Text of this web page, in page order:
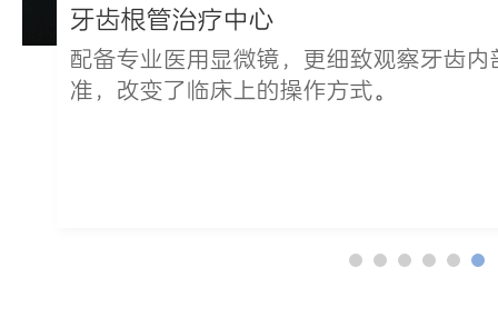
牙齿根管治疗中心
配备专业医用显微镜，更细致观察牙齿
准，改变了临床上的操作方式。